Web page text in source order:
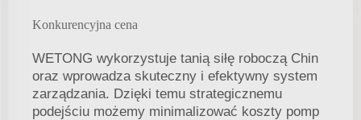
Konkurencyjna cena
WETONG wykorzystuje tanią siłę roboczą Chin
oraz wprowadza skuteczny i efektywny system
zarządzania. Dzięki temu strategicznemu
podejściu możemy minimalizować koszty pomp